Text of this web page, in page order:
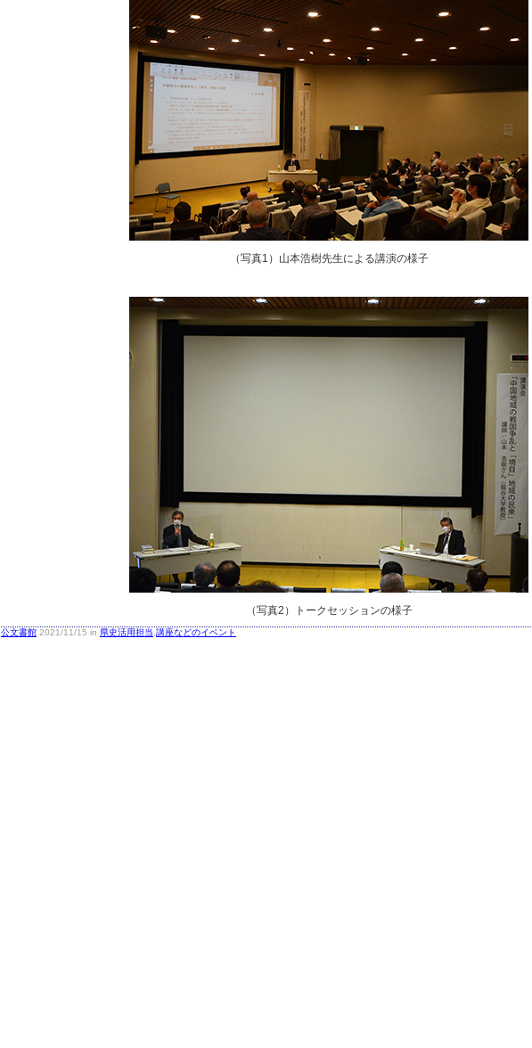
（写真1）山本浩樹先生による講演の様子
（写真2）トークセッションの様子
公文書館 2021/11/15 in 県史活用担当 講座などのイベント